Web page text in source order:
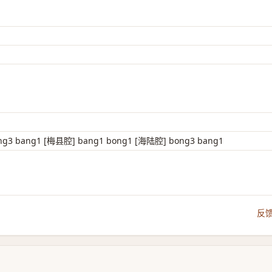
bang1 [梅县腔] bang1 bong1 [海陆腔] bong3 bang1
反